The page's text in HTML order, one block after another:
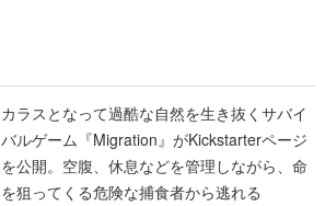
カラスとなって過酷な自然を生き抜くサバイ
バルゲーム『Migration』がKickstarterページ
を公開。空腹、休息などを管理しながら、命
を狙ってくる危険な捕食者から逃れる